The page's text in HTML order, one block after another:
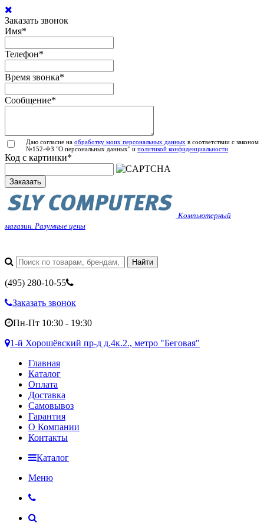
Заказать звонок
Имя*
Телефон*
Время звонка*
Сообщение*
Даю согласие на обработку моих персональных данных в соответствии с законом
№152-ФЗ "О персональных данных" и политикой конфиденциальности
Код с картинки*
Заказать
Компьютерный
магазин. Разумные цены
(495) 280-10-55
Заказать звонок
Пн-Пт 10:30 - 19:30
1-й Хорошёвский пр-д д.4к.2., метро "Беговая"
Главная
Каталог
Оплата
Доставка
Самовывоз
Гарантия
О Компании
Контакты
Каталог
Меню